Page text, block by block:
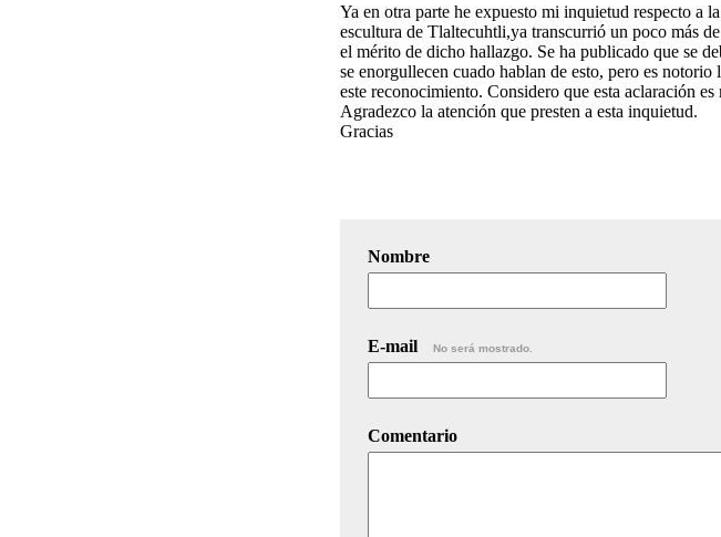
Ya en otra parte he expuesto mi inquietud respecto a
escultura de Tlaltecuhtli,ya transcurrió un poco más
el mérito de dicho hallazgo. Se ha publicado que se
se enorgullecen cuado hablan de esto, pero es
este reconocimiento. Considero que esta aclaración
Agradezco la atención que presten a esta inquietud.
Gracias
Nombre
E-mail No será mostrado.
Comentario